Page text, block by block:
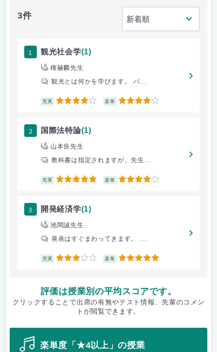
3件
1 観光社会学(1)
権赫麟先生
観光とは何かを学びます。 パ...
充実 4 楽単 4
2 国際法特論(1)
山本良先生
教科書は指定されますが、先生...
充実 5 楽単 4
3 開発経済学(1)
池間誠先生
発表はすぐまわってきます。 ...
充実 3 楽単 5
評価は授業別の平均スコアです。
クリックすることで出席の有無やテスト情報、先輩のコメン
トが閲覧できます。
楽単度「★4以上」の授業